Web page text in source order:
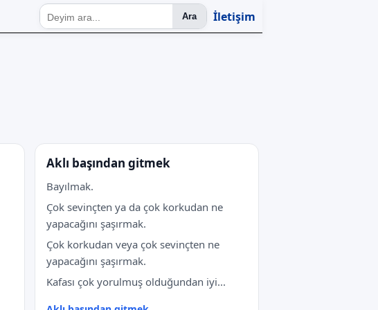
Ara İletişim
Aklı başından gitmek
Bayılmak.
Çok sevinçten ya da çok korkudan ne
yapacağını şaşırmak.
Çok korkudan veya çok sevinçten ne
yapacağını şaşırmak.
Kafası çok yorulmuş olduğundan iyi...